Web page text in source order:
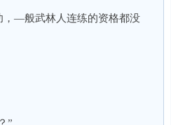
—般武林人连练的资格都没